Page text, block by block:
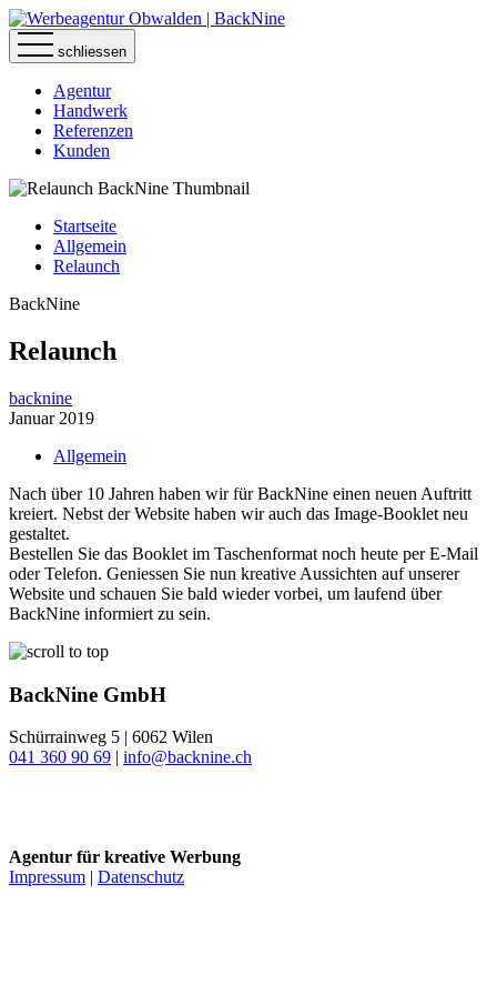
schliessen
Agentur
Handwerk
Referenzen
Kunden
Startseite
Allgemein
Relaunch
BackNine
Relaunch
backnine
Januar 2019
Allgemein
Nach über 10 Jahren haben wir für BackNine einen neuen Auftritt
kreiert. Nebst der Website haben wir auch das Image-Booklet neu
gestaltet.
Bestellen Sie das Booklet im Taschenformat noch heute per E-Mail
oder Telefon. Geniessen Sie nun kreative Aussichten auf unserer
Website und schauen Sie bald wieder vorbei, um laufend über
BackNine informiert zu sein.
BackNine GmbH
Schürrainweg 5 | 6062 Wilen
041 360 90 69 | info@backnine.ch
Agentur für kreative Werbung
Impressum | Datenschutz